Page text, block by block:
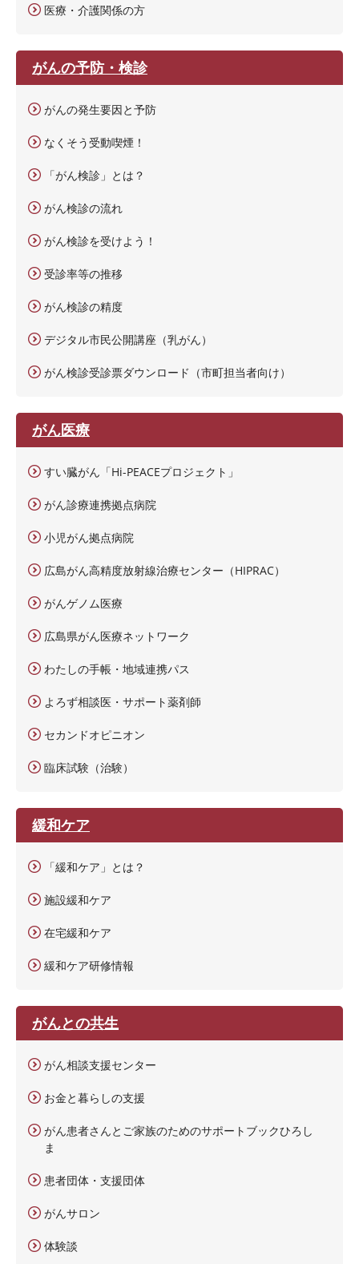
医療・介護関係の方
がんの予防・検診
がんの発生要因と予防
なくそう受動喫煙！
「がん検診」とは？
がん検診の流れ
がん検診を受けよう！
受診率等の推移
がん検診の精度
デジタル市民公開講座（乳がん）
がん検診受診票ダウンロード（市町担当者向け）
がん医療
すい臓がん「Hi-PEACEプロジェクト」
がん診療連携拠点病院
小児がん拠点病院
広島がん高精度放射線治療センター（HIPRAC）
がんゲノム医療
広島県がん医療ネットワーク
わたしの手帳・地域連携パス
よろず相談医・サポート薬剤師
セカンドオピニオン
臨床試験（治験）
緩和ケア
「緩和ケア」とは？
施設緩和ケア
在宅緩和ケア
緩和ケア研修情報
がんとの共生
がん相談支援センター
お金と暮らしの支援
がん患者さんとご家族のためのサポートブックひろし
ま
患者団体・支援団体
がんサロン
体験談